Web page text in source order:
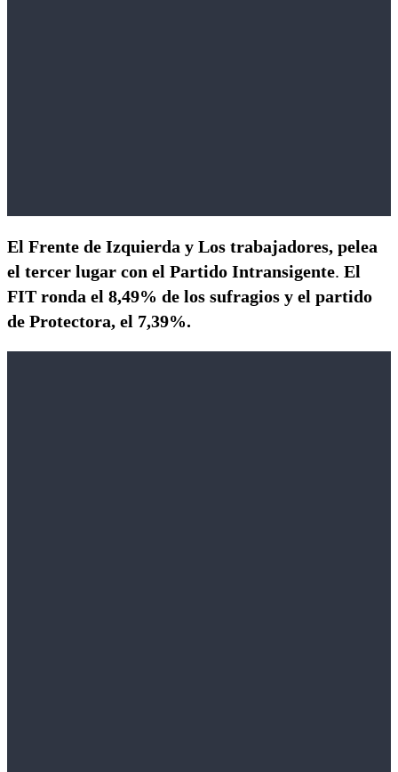
El Frente de Izquierda y Los trabajadores, pelea
el tercer lugar con el Partido Intransigente. El
FIT ronda el 8,49% de los sufragios y el partido
de Protectora, el 7,39%.